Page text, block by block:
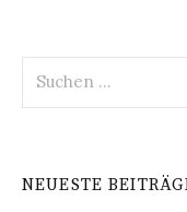
nach:
NEUESTE